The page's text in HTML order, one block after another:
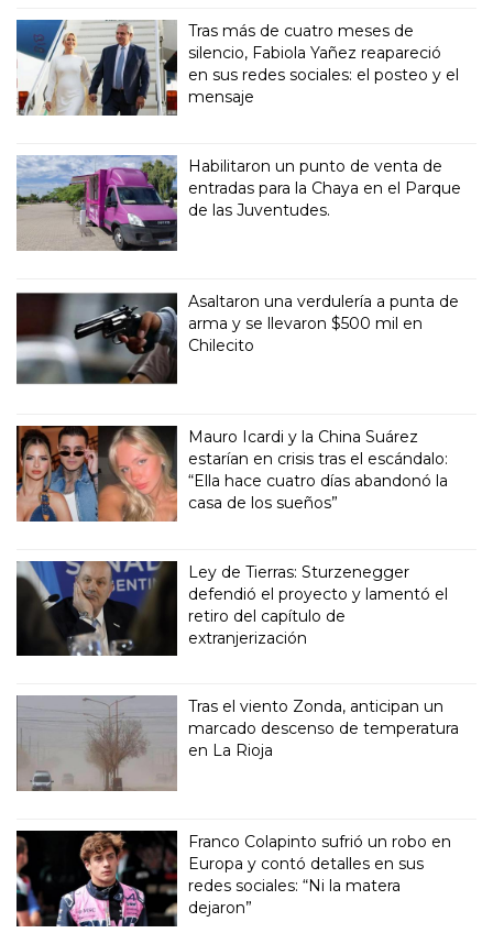
Tras más de cuatro meses de
silencio, Fabiola Yañez reapareció
en sus redes sociales: el posteo y el
mensaje
Habilitaron un punto de venta de
entradas para la Chaya en el Parque
de las Juventudes.
Asaltaron una verdulería a punta de
arma y se llevaron $500 mil en
Chilecito
Mauro Icardi y la China Suárez
estarían en crisis tras el escándalo:
“Ella hace cuatro días abandonó la
casa de los sueños”
Ley de Tierras: Sturzenegger
defendió el proyecto y lamentó el
retiro del capítulo de
extranjerización
Tras el viento Zonda, anticipan un
marcado descenso de temperatura
en La Rioja
Franco Colapinto sufrió un robo en
Europa y contó detalles en sus
redes sociales: “Ni la matera
dejaron”